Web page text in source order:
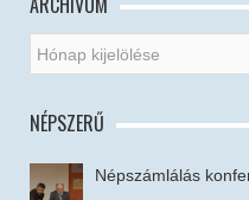
NÉPSZERŰ
Népszámlálás